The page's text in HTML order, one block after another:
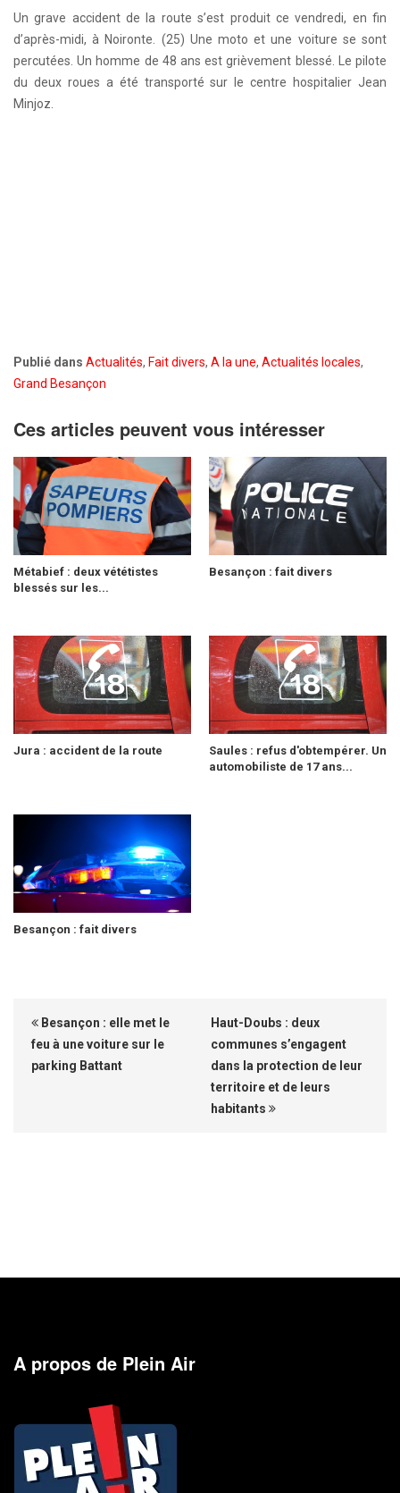
Un grave accident de la route s’est produit ce vendredi, en fin
d’après-midi, à Noironte. (25) Une moto et une voiture se sont
percutées. Un homme de 48 ans est grièvement blessé. Le pilote
du deux roues a été transporté sur le centre hospitalier Jean
Minjoz.
Publié dans Actualités, Fait divers, A la une, Actualités locales,
Grand Besançon
Ces articles peuvent vous intéresser
Métabief : deux vététistes
blessés sur les...
Besançon : fait divers
Jura : accident de la route
Saules : refus d'obtempérer. Un
automobiliste de 17 ans...
Besançon : fait divers
Besançon : elle met le
feu à une voiture sur le
parking Battant
Haut-Doubs : deux
communes s’engagent
dans la protection de leur
territoire et de leurs
habitants
A propos de Plein Air